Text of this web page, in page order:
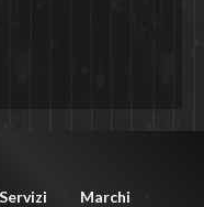
Servizi Marchi